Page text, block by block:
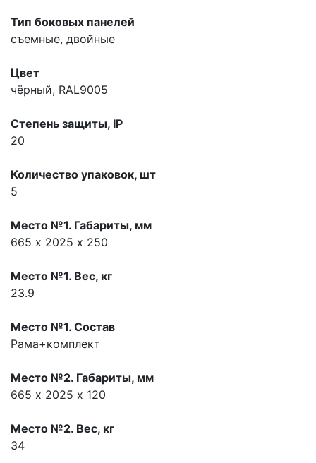
Тип боковых панелей
съемные, двойные
Цвет
чёрный, RAL9005
Степень защиты, IP
20
Количество упаковок, шт
5
Место №1. Габариты, мм
665 х 2025 х 250
Место №1. Вес, кг
23.9
Место №1. Состав
Рама+комплект
Место №2. Габариты, мм
665 х 2025 х 120
Место №2. Вес, кг
34